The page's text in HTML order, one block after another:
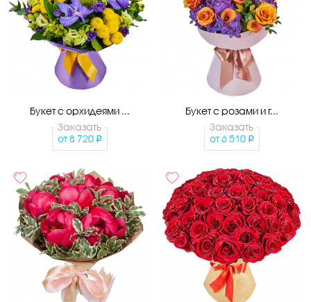
Букет с орхидеями ...
Заказать
от 8 720
Букет с розами и г...
Заказать
от 6 510